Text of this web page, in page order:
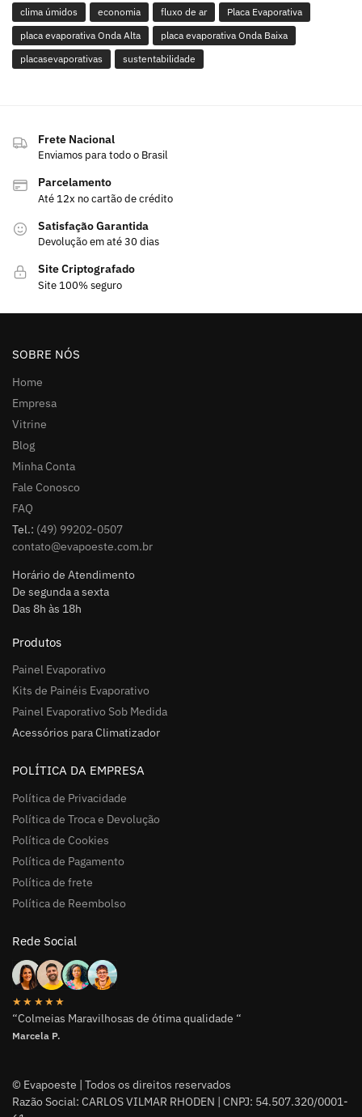
clima úmidos
economia fluxo de ar
Placa Evaporativa
placa evaporativa Onda Alta
placa evaporativa Onda Baixa
placasevaporativas
sustentabilidade
Frete Nacional
Enviamos para todo o Brasil
Parcelamento
Até 12x no cartão de crédito
Satisfação Garantida
Devolução em até 30 dias
Site Criptografado
Site 100% seguro
SOBRE NÓS
Home
Empresa
Vitrine
Blog
Minha Conta
Fale Conosco
FAQ
Tel.: (49) 99202-0507
contato@evapoeste.com.br
Horário de Atendimento
De segunda a sexta
Das 8h às 18h
Produtos
Painel Evaporativo
Kits de Painéis Evaporativo
Painel Evaporativo Sob Medida
Acessórios para Climatizador
POLÍTICA DA EMPRESA
Política de Privacidade
Política de Troca e Devolução
Política de Cookies
Política de Pagamento
Política de frete
Política de Reembolso
Rede Social
★★★★★
“Colmeias Maravilhosas de ótima qualidade “
Marcela P.
© Evapoeste | Todos os direitos reservados
Razão Social: CARLOS VILMAR RHODEN | CNPJ: 54.507.320/0001-